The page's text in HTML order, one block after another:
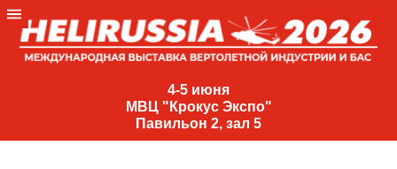
4-5 июня
МВЦ "Крокус Экспо"
Павильон 2, зал 5
4-
МВЦ